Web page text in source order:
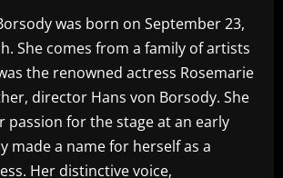
was born on September 23,
She comes from a family of artists
the renowned actress Rosemarie
director Hans von Borsody. She
passion for the stage at an early
made a name for herself as a
Her distinctive voice,